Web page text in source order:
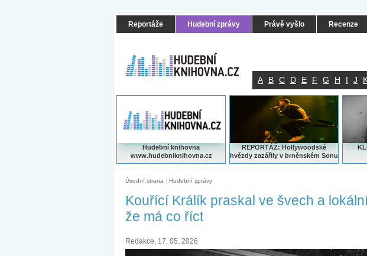
Reportáže Hudební zprávy Právě vyšlo Recenze
A B C D E F G H I J
Hudební knihovna
www.hudebniknihovna.cz
REPORTÁŽ: Hollywoodské
hvězdy zazářily v brněnském Sonu
Úvodní strana | Hudební zprávy
Kouřící Králík praskal ve švech a
že má co říct
Redakce, 17. 05. 2026